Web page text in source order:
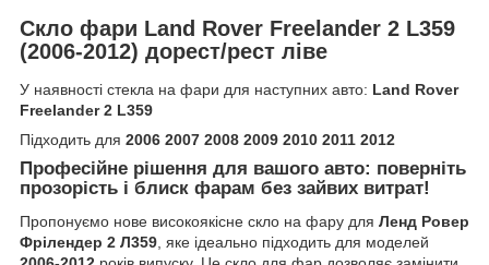
Скло фари Land Rover Freelander 2 L359
(2006-2012) дорест/рест ліве
У наявності стекла на фари для наступних авто: Land Rover
Freelander 2 L359
Підходить для 2006 2007 2008 2009 2010 2011 2012
Професійне рішення для вашого авто: поверніть
прозорість і блиск фарам без зайвих витрат!
Пропонуємо нове високоякісне скло на фару для Ленд Ровер
Фрілендер 2 Л359, яке ідеально підходить для моделей